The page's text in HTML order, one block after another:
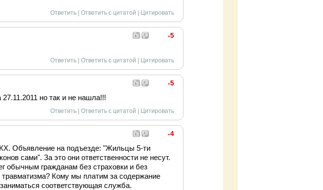
Ответить| Ответить с цитатой | Цитировать
-5
Ответить| Ответить с цитатой | Цитировать
-5
но так и не нашла!!!
Ответить| Ответить с цитатой | Цитировать
-4
Объявление на подъезде: "Жильцы 5-ти
сами". За это они ответственности не несут.
обычным гражданам без страховки и без
Кому мы платим за содержание
соответствующая служба.